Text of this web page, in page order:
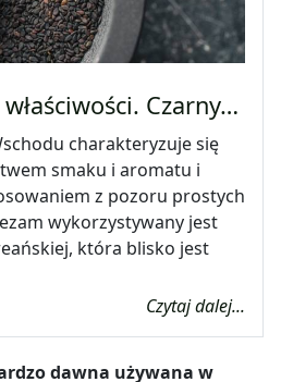
Czarny…
charakteryzuje się
smaku i aromatu i
z pozoru prostych
wykorzystywany jest
która blisko jest
Czytaj dalej...
dawna używana w